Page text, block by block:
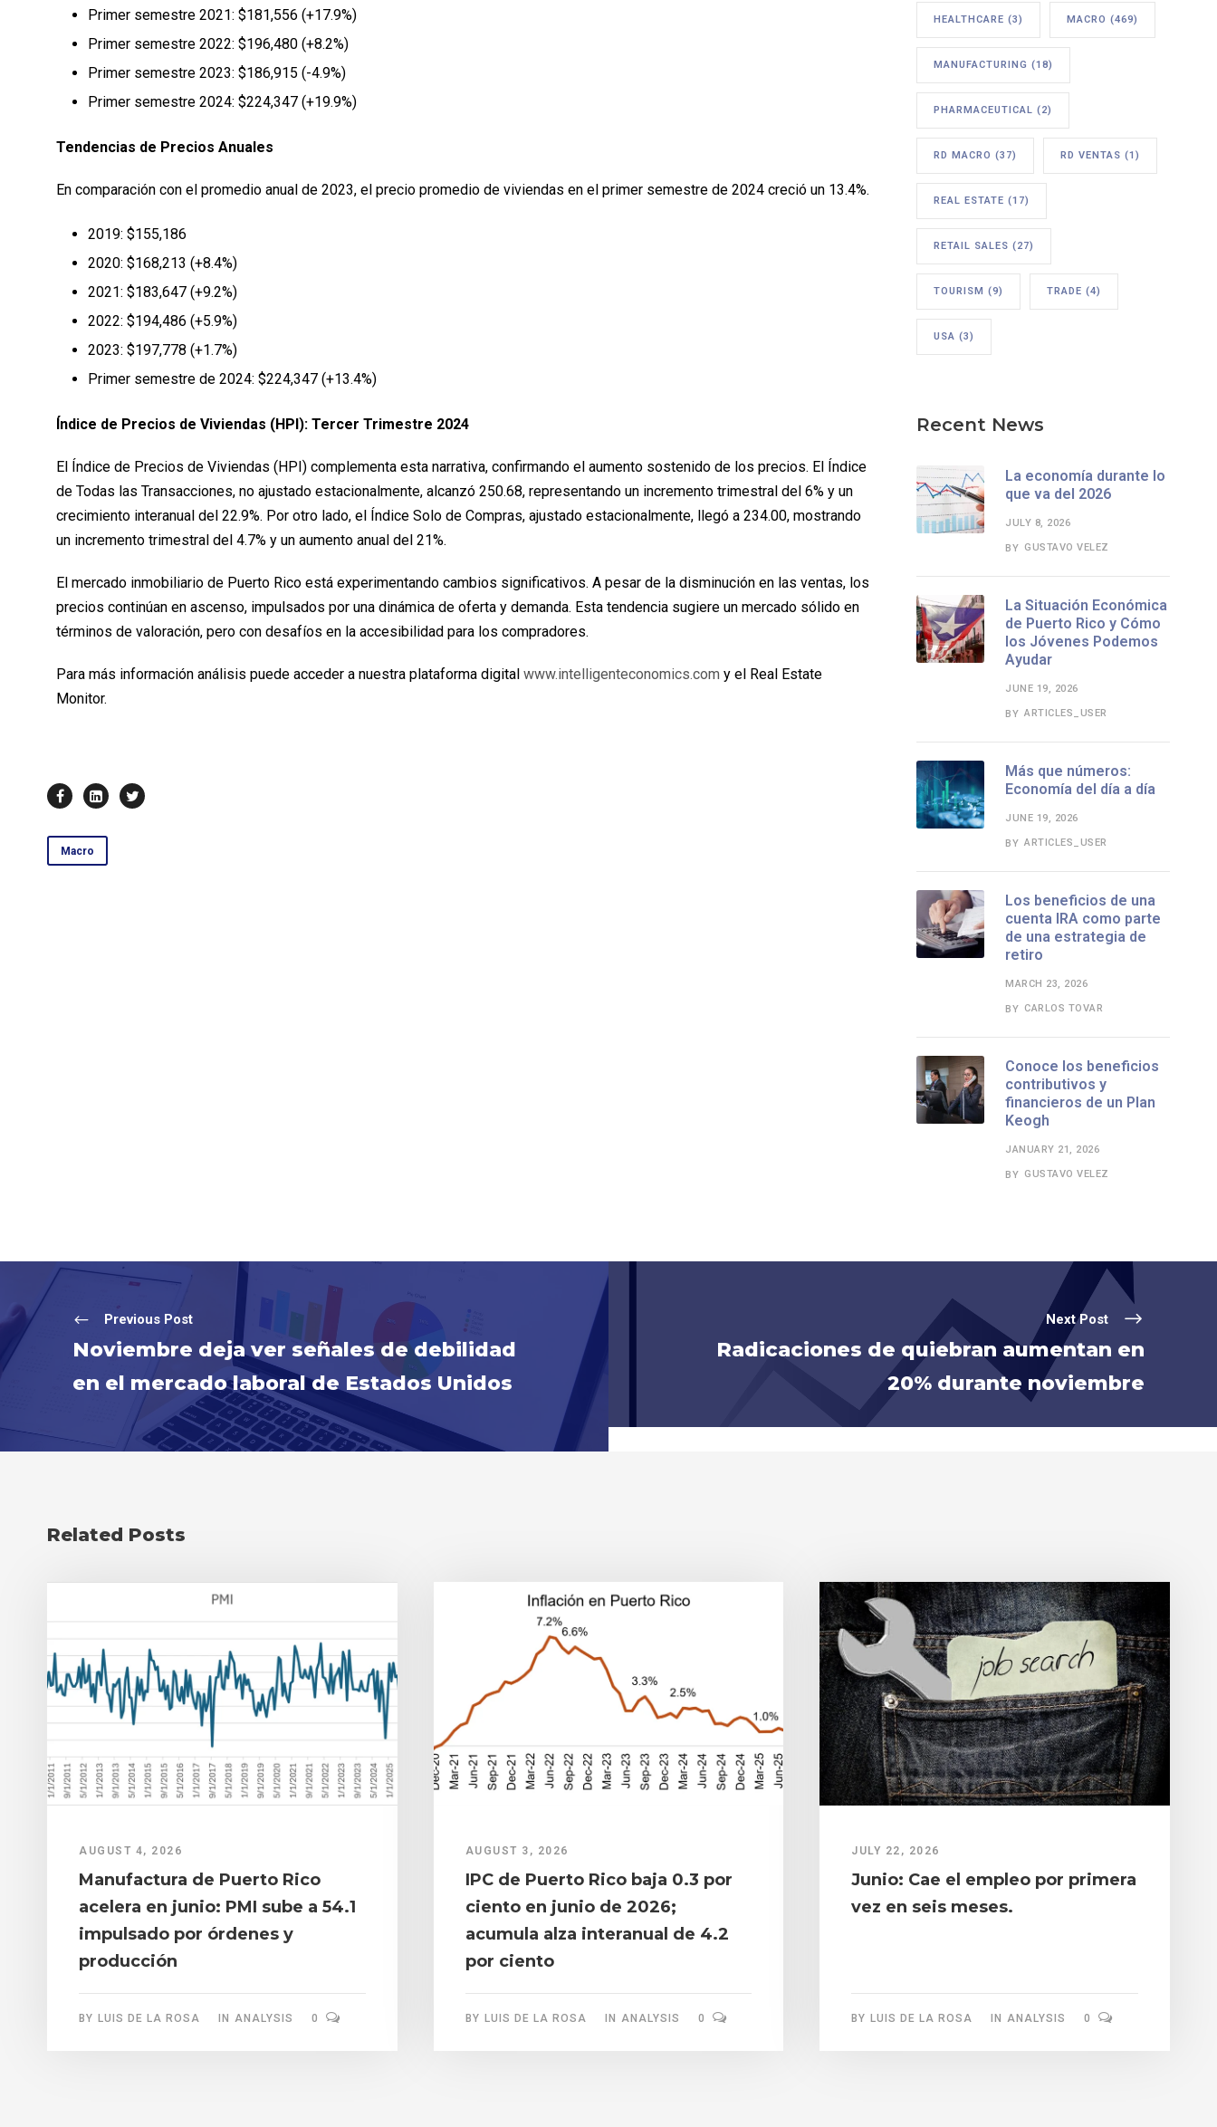
Primer semestre 2021: $181,556 (+17.9%)
Primer semestre 2022: $196,480 (+8.2%)
Primer semestre 2023: $186,915 (-4.9%)
Primer semestre 2024: $224,347 (+19.9%)
Tendencias de Precios Anuales
En comparación con el promedio anual de 2023, el precio promedio de viviendas en el primer semestre de 2024 creció un 13.4%.
2019: $155,186
2020: $168,213 (+8.4%)
2021: $183,647 (+9.2%)
2022: $194,486 (+5.9%)
2023: $197,778 (+1.7%)
Primer semestre de 2024: $224,347 (+13.4%)
Índice de Precios de Viviendas (HPI): Tercer Trimestre 2024
El Índice de Precios de Viviendas (HPI) complementa esta narrativa, confirmando el aumento sostenido de los precios. El Índice
de Todas las Transacciones, no ajustado estacionalmente, alcanzó 250.68, representando un incremento trimestral del 6% y un
crecimiento interanual del 22.9%. Por otro lado, el Índice Solo de Compras, ajustado estacionalmente, llegó a 234.00, mostrando
un incremento trimestral del 4.7% y un aumento anual del 21%.
El mercado inmobiliario de Puerto Rico está experimentando cambios significativos. A pesar de la disminución en las ventas, los
precios continúan en ascenso, impulsados por una dinámica de oferta y demanda. Esta tendencia sugiere un mercado sólido en
términos de valoración, pero con desafíos en la accesibilidad para los compradores.
Para más información análisis puede acceder a nuestra plataforma digital www.intelligenteconomics.com y el Real Estate
Monitor.
Macro
HEALTHCARE (3) MACRO (469)
MANUFACTURING (18)
PHARMACEUTICAL (2)
RD MACRO (37) RD VENTAS (1)
REAL ESTATE (17)
RETAIL SALES (27)
TOURISM (9) TRADE (4)
USA (3)
Recent News
La economía durante lo
que va del 2026
JULY 8, 2026
BY GUSTAVO VELEZ
La Situación Económica
de Puerto Rico y Cómo
los Jóvenes Podemos
Ayudar
JUNE 19, 2026
BY ARTICLES_USER
Más que números:
Economía del día a día
JUNE 19, 2026
BY ARTICLES_USER
Los beneficios de una
cuenta IRA como parte
de una estrategia de
retiro
MARCH 23, 2026
BY CARLOS TOVAR
Conoce los beneficios
contributivos y
financieros de un Plan
Keogh
JANUARY 21, 2026
BY GUSTAVO VELEZ
Previous Post
Noviembre deja ver señales de debilidad
en el mercado laboral de Estados Unidos
Next Post
Radicaciones de quiebran aumentan en
20% durante noviembre
Related Posts
AUGUST 4, 2026
Manufactura de Puerto Rico
acelera en junio: PMI sube a 54.1
impulsado por órdenes y
producción
BY LUIS DE LA ROSA IN ANALYSIS 0
AUGUST 3, 2026
IPC de Puerto Rico baja 0.3 por
ciento en junio de 2026;
acumula alza interanual de 4.2
por ciento
BY LUIS DE LA ROSA IN ANALYSIS 0
JULY 22, 2026
Junio: Cae el empleo por primera
vez en seis meses.
BY LUIS DE LA ROSA IN ANALYSIS 0